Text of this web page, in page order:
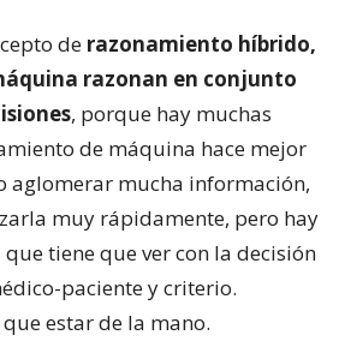
de razonamiento híbrido,
razonan en conjunto
, porque hay muchas
de máquina hace mejor
aglomerar mucha información,
muy rápidamente, pero hay
tiene que ver con la decisión
paciente y criterio.
estar de la mano.